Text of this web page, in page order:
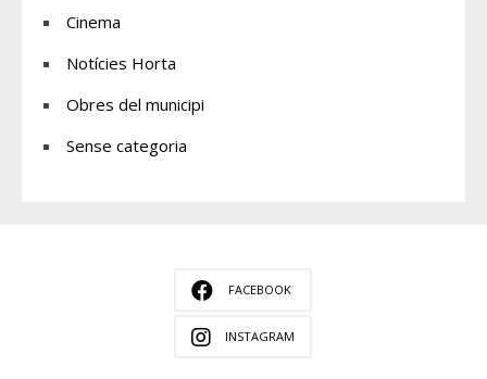
Cinema
Notícies Horta
Obres del municipi
Sense categoria
FACEBOOK
INSTAGRAM